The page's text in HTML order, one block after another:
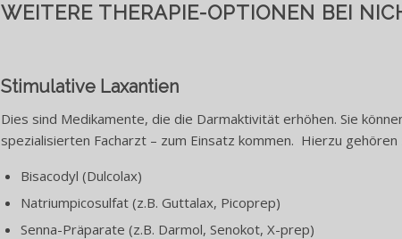
WEITERE THERAPIE-OPTIONEN BEI
Stimulative Laxantien
Dies sind Medikamente, die die Darmaktivität erhöhen. Sie
spezialisierten Facharzt – zum Einsatz kommen. Hierzu gehören
Bisacodyl (Dulcolax)
Natriumpicosulfat (z.B. Guttalax, Picoprep)
Senna-Präparate (z.B. Darmol, Senokot, X-prep)